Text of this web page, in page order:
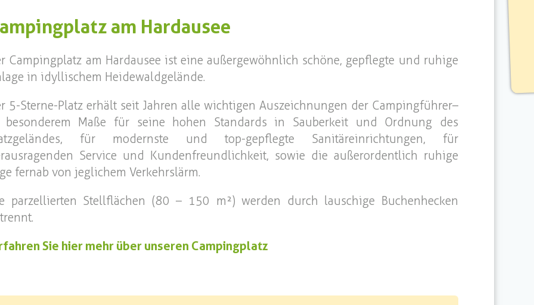
am Hardausee
Campingplatz am Hardausee ist eine außergewöhnlich schöne, gepflegte und ruhige
in idyllischem Heidewaldgelände.
5-Sterne-Platz erhält seit Jahren alle wichtigen Auszeichnungen der Campingführer–
Maße für seine hohen Standards in Sauberkeit und Ordnung des
für modernste und top-gepflegte Sanitäreinrichtungen, für
Service und Kundenfreundlichkeit, sowie die außerordentlich ruhige
fernab von jeglichem Verkehrslärm.
parzellierten Stellflächen (80 – 150 m²) werden durch lauschige Buchenhecken
Sie hier mehr über unseren Campingplatz